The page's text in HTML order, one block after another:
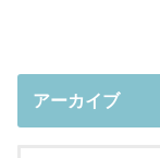
アーカイブ